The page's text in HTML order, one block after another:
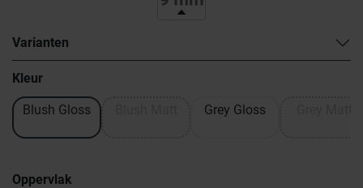
Varianten
Kleur
Blush Gloss Grey Gloss
Oppervlak